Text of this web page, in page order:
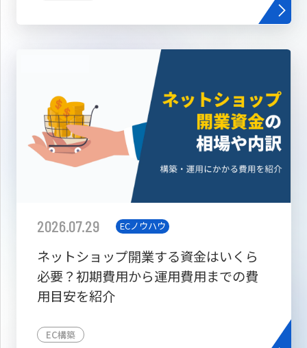
2026.07.29 ECノウハウ
ネットショップ開業する資金はいくら
必要？初期費用から運用費用までの費
用目安を紹介
EC構築